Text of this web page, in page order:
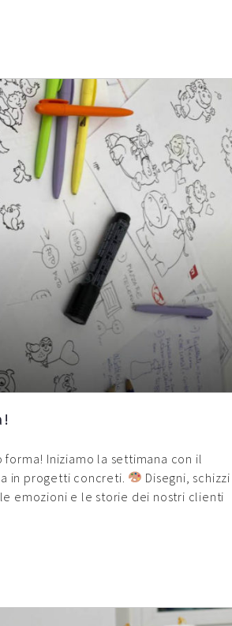
Iniziamo la settimana con il
in progetti concreti.
Disegni, schizzi
emozioni e le storie dei nostri clienti